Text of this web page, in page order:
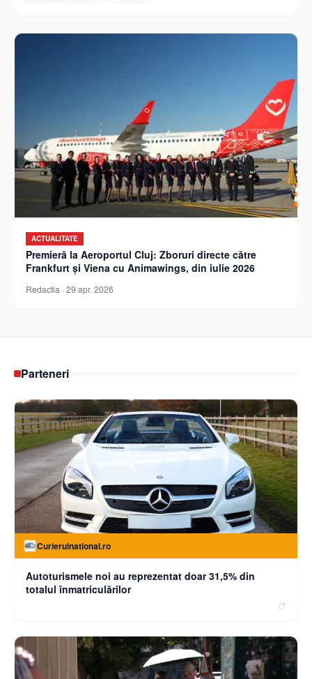
ACTUALITATE
Premieră la Aeroportul Cluj: Zboruri directe către
Frankfurt și Viena cu Animawings, din iulie 2026
Redactia · 29 apr. 2026
Parteneri
Curierulnational.ro
Autoturismele noi au reprezentat doar 31,5% din
totalul înmatriculărilor